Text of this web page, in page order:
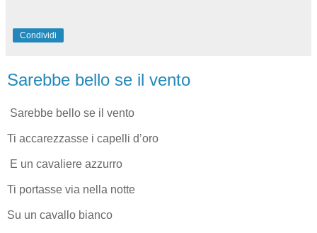
Condividi
Sarebbe bello se il vento
Sarebbe bello se il vento
Ti accarezzasse i capelli d’oro
E un cavaliere azzurro
Ti portasse via nella notte
Su un cavallo bianco